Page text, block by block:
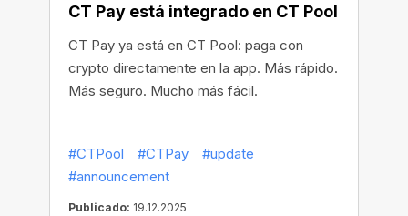
CT Pay está integrado en CT Pool
CT Pay ya está en CT Pool: paga con
crypto directamente en la app. Más rápido.
Más seguro. Mucho más fácil.
#CTPool #CTPay
#update
#announcement
Publicado: 19.12.2025